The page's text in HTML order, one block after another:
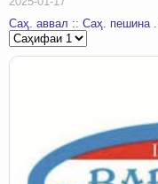
Саҳ. аввал :: Саҳ. пешина.